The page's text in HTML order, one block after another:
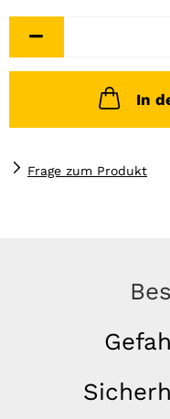
In
Frage zum Produkt